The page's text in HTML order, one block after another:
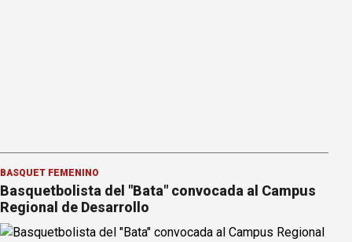
BÁSQUET FEMENINO
Basquetbolista del "Bata" convocada al Campus
Regional de Desarrollo